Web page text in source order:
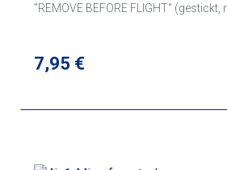
"REMOVE BEFORE FLIGHT" (gestickt,
Regulärer Preis:
7,95 €